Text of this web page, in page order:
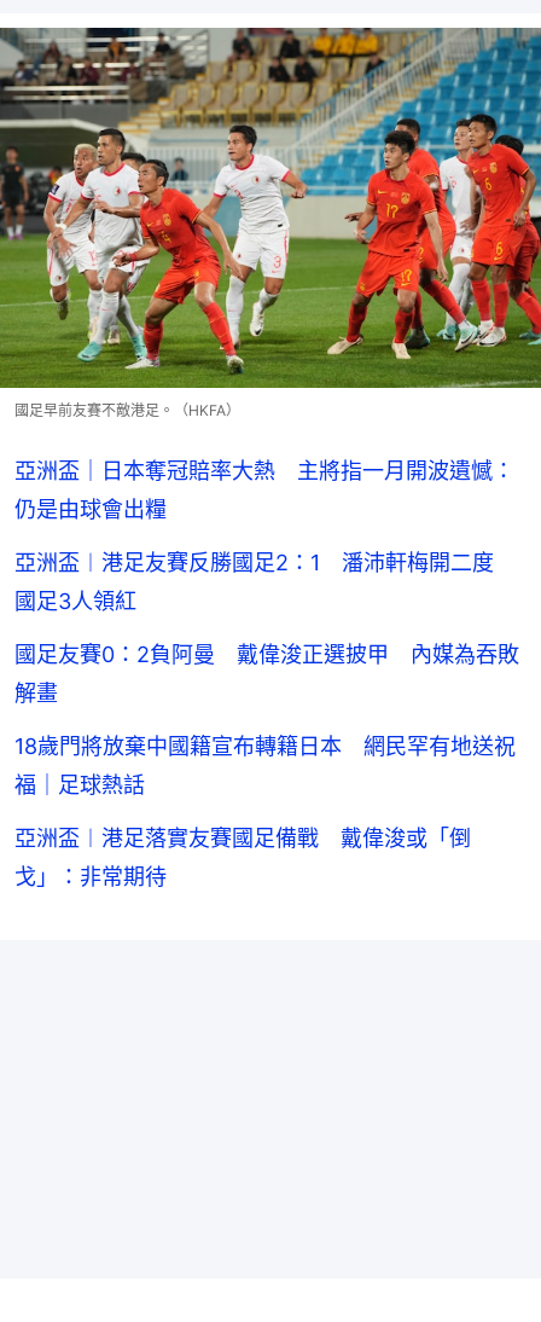
國足早前友賽不敵港足。（HKFA）
亞洲盃｜日本奪冠賠率大熱 主將指一月開波遺憾：
仍是由球會出糧
亞洲盃︱港足友賽反勝國足2：1 潘沛軒梅開二度
國足3人領紅
國足友賽0：2負阿曼 戴偉浚正選披甲 內媒為吞敗
解畫
18歲門將放棄中國籍宣布轉籍日本 網民罕有地送祝
福｜足球熱話
亞洲盃︱港足落實友賽國足備戰 戴偉浚或「倒
戈」：非常期待